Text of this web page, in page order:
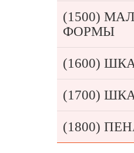
(1500)
ФОРМЫ
(1600)
(1700)
(1800)